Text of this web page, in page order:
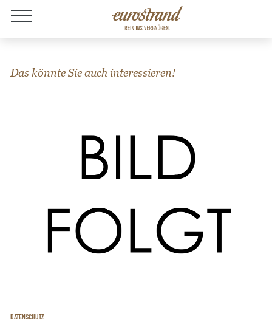
Jobs
Das könnte Sie auch interessieren!
DATENSCHUTZ